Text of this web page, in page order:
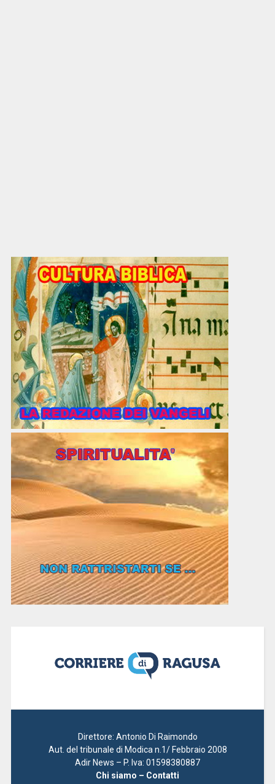
Direttore: Antonio Di Raimondo
Aut. del tribunale di Modica n.1/ Febbraio 2008
Adir News – P. Iva: 01598380887
Chi siamo – Contatti